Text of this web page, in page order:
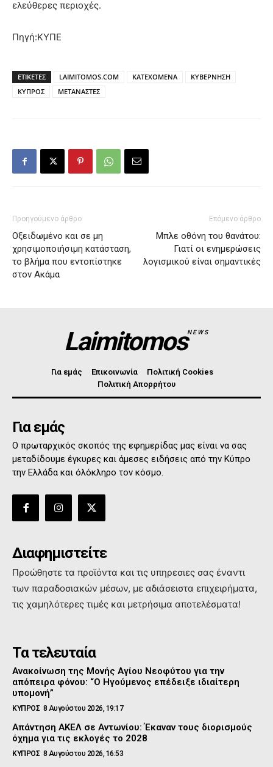
ελεύθερες περιοχές.
Πηγή:ΚΥΠΕ
ΕΤΙΚΕΤΕΣ LAIMITOMOS.COM ΚΑΤΕΧΟΜΕΝΑ
ΚΥΒΕΡΝΗΣΗ
ΚΥΠΡΟΣ
ΜΕΤΑΝΑΣΤΕΣ
Προηγούμενο άρθρο
Οξειδωμένο και σε μη
χρησιμοποιήσιμη κατάσταση,
το βλήμα που εντοπίστηκε
στον Ακάμα
Επόμενο άρθρο
Μπλε οθόνη του θανάτου:
Γιατί οι ενημερώσεις
λογισμικού είναι σημαντικές
LaimitomosNEWS
Για εμάς Επικοινωνία
Πολιτική Cookies
Πολιτική Απορρήτου
Για εμάς
Ο πρωταρχικός σκοπός της εφημερίδας μας είναι να σας
μεταδίδουμε έγκυρες και άμεσες ειδήσεις από την Κύπρο
την Ελλάδα και όλόκληρο τον κόσμο.
Διαφημιστείτε
Προώθηστε τα προϊόντα και τις υπηρεσιες σας έναντι
των παραδοσιακών μέσων, με αδιάσειστα επιχειρήματα,
τις χαμηλότερες τιμές και μετρήσιμα αποτελέσματα!
Τα τελευταία
Ανακοίνωση της Μονής Αγίου Νεοφύτου για την
απόπειρα φόνου: “Ο Ηγούμενος επέδειξε ιδιαίτερη
υπομονή”
ΚΥΠΡΟΣ 8 Αυγούστου 2026, 19:17
Απάντηση ΑΚΕΛ σε Αντωνίου: Έκαναν τους διορισμούς
όχημα για τις εκλογές το 2028
ΚΥΠΡΟΣ 8 Αυγούστου 2026, 16:53